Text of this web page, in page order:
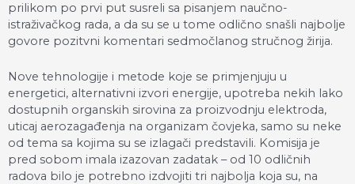
prilikom po prvi put susreli sa pisanjem naučno-
istraživačkog rada, a da su se u tome odlično snašli najbolje
govore pozitvni komentari sedmočlanog stručnog žirija.
Nove tehnologije i metode koje se primjenjuju u
energetici, alternativni izvori energije, upotreba nekih lako
dostupnih organskih sirovina za proizvodnju elektroda,
uticaj aerozagađenja na organizam čovjeka, samo su neke
od tema sa kojima su se izlagači predstavili. Komisija je
pred sobom imala izazovan zadatak – od 10 odličnih
radova bilo je potrebno izdvojiti tri najbolja koja su, na